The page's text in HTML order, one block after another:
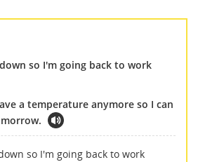
so I'm going back to work
a temperature anymore so I can
so I'm going back to work